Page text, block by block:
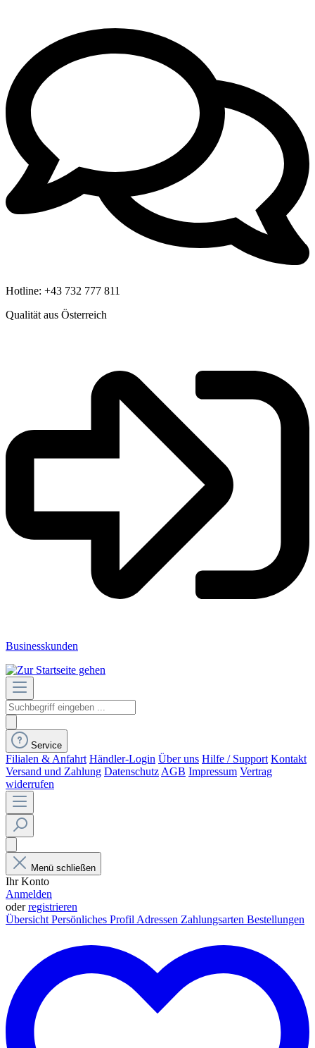
Hotline: +43 732 777 811
Qualität aus Österreich
Businesskunden
Service
Filialen & Anfahrt Händler-Login Über uns Hilfe / Support Kontakt
Versand und Zahlung Datenschutz AGB Impressum Vertrag
widerrufen
Menü schließen
Ihr Konto
Anmelden
oderregistrieren
Übersicht Persönliches Profil Adressen Zahlungsarten Bestellungen